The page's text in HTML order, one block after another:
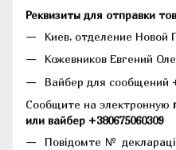
Реквизиты для отправки
Киев, отделение Новой
Кожевников Евгений
Вайбер для сообщений
Сообщите на электронную
или вайбер +380675060309
Повідомте №